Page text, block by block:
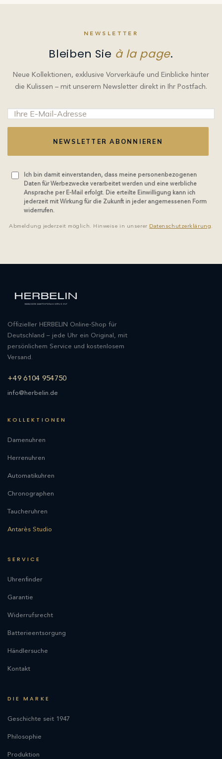
NEWSLETTER
Bleiben Sie à la page.
Neue Kollektionen, exklusive Vorverkäufe und Einblicke hinter
die Kulissen – mit unserem Newsletter direkt in Ihr Postfach.
NEWSLETTER ABONNIEREN
Ich bin damit einverstanden, dass meine personenbezogenen
Daten für Werbezwecke verarbeitet werden und eine werbliche
Ansprache per E-Mail erfolgt. Die erteilte Einwilligung kann ich
jederzeit mit Wirkung für die Zukunft in jeder angemessenen Form
widerrufen.
Abmeldung jederzeit möglich. Hinweise in unserer Datenschutzerklärung.
Offizieller HERBELIN Online-Shop für
Deutschland – jede Uhr ein Original, mit
persönlichem Service und kostenlosem
Versand.
+49 6104 954750
info@herbelin.de
KOLLEKTIONEN
Damenuhren
Herrenuhren
Automatikuhren
Chronographen
Taucheruhren
Antarès Studio
SERVICE
Uhrenfinder
Garantie
Widerrufsrecht
Batterieentsorgung
Händlersuche
Kontakt
DIE MARKE
Geschichte seit 1947
Philosophie
Produktion